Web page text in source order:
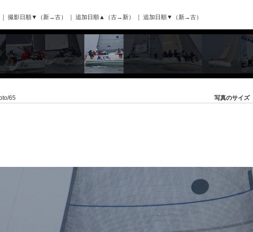
撮影日順▼（新→古） 追加日順▲（古→新） 追加日順▼（新→古）
65 写真のサイズ